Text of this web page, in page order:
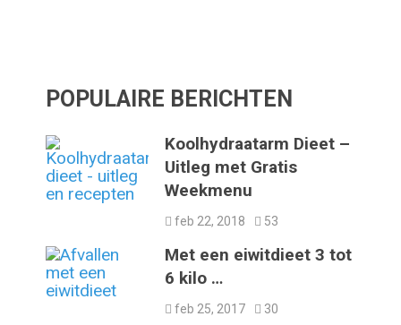
POPULAIRE BERICHTEN
Koolhydraatarm Dieet –
Uitleg met Gratis
Weekmenu
feb 22, 2018 53
Met een eiwitdieet 3 tot
6 kilo …
feb 25, 2017 30